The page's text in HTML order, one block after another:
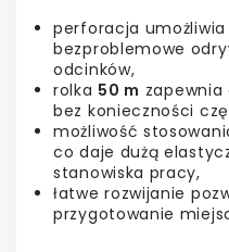
perforacja umożliwia
bezproblemowe
odcinków,
rolka 50 m zapewnia
bez konieczności
możliwość
co daje dużą
stanowiska pracy,
łatwe rozwijanie
przygotowanie